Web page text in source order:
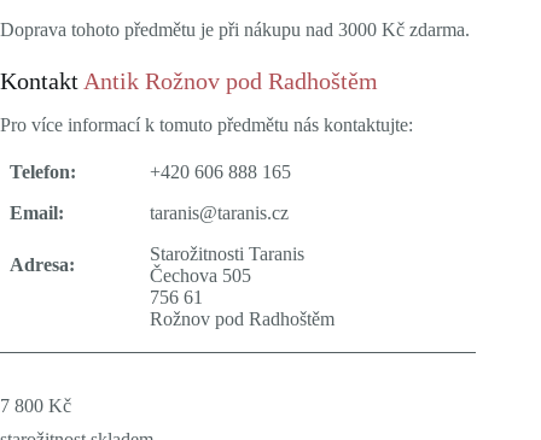
Doprava tohoto předmětu je při nákupu nad 3000 Kč zdarma.
KontaktAntik Rožnov pod Radhoštěm
Pro více informací k tomuto předmětu nás kontaktujte:
Telefon:
+420 606 888 165
Email:
taranis@taranis.cz
Adresa:
Starožitnosti Taranis
Čechova 505
756 61
Rožnov pod Radhoštěm
7 800 Kč